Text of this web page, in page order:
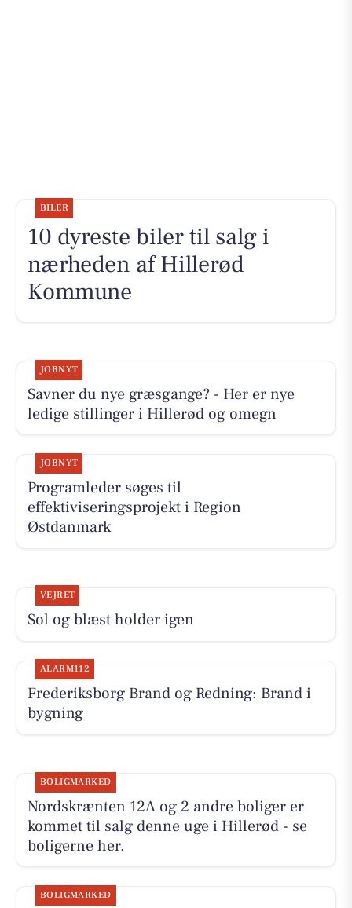
BILER
10 dyreste biler til salg i
nærheden af Hillerød
Kommune
JOBNYT
Savner du nye græsgange? - Her er nye
ledige stillinger i Hillerød og omegn
JOBNYT
Programleder søges til
effektiviseringsprojekt i Region
Østdanmark
VEJRET
Sol og blæst holder igen
ALARM112
Frederiksborg Brand og Redning: Brand i
bygning
BOLIGMARKED
Nordskrænten 12A og 2 andre boliger er
kommet til salg denne uge i Hillerød - se
boligerne her.
BOLIGMARKED